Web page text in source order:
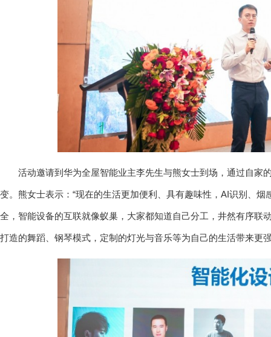
活动邀请到华为全屋智能业主李先生与熊女士到场，通过自家
变。熊女士表示：“现在的生活更加便利、具有趣味性，AI识别、
全，智能设备的互联就像蚁巢，大家都知道自己分工，井然有序联
打造的舞蹈、钢琴模式，定制的灯光与音乐等为自己的生活带来更